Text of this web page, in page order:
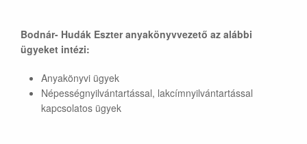
Bodnár- Hudák Eszter anyakönyvvezető az alábbi
ügyeket intézi:
Anyakönyvi ügyek
Népességnyilvántartással, lakcímnyilvántartással
kapcsolatos ügyek